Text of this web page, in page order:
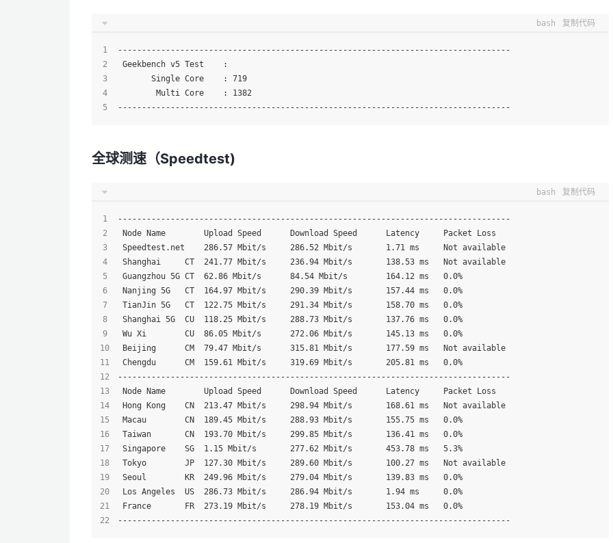
bash 复制代码
----------------------------------------------------------------------------------
Geekbench v5 Test    :
       Single Core    : 719
        Multi Core    : 1382
----------------------------------------------------------------------------------
全球测速（Speedtest)
bash 复制代码
----------------------------------------------------------------------------------
Node Name        Upload Speed      Download Speed      Latency     Packet Loss
Speedtest.net    286.57 Mbit/s     286.52 Mbit/s       1.71 ms     Not available
Shanghai     CT  241.77 Mbit/s     236.94 Mbit/s       138.53 ms   Not available
Guangzhou 5G CT  62.86 Mbit/s      84.54 Mbit/s        164.12 ms   0.0%
Nanjing 5G   CT  164.97 Mbit/s     290.39 Mbit/s       157.44 ms   0.0%
TianJin 5G   CT  122.75 Mbit/s     291.34 Mbit/s       158.70 ms   0.0%
Shanghai 5G  CU  118.25 Mbit/s     288.73 Mbit/s       137.76 ms   0.0%
Wu Xi        CU  86.05 Mbit/s      272.06 Mbit/s       145.13 ms   0.0%
Beijing      CM  79.47 Mbit/s      315.81 Mbit/s       177.59 ms   Not available
Chengdu      CM  159.61 Mbit/s     319.69 Mbit/s       205.81 ms   0.0%
----------------------------------------------------------------------------------
Node Name        Upload Speed      Download Speed      Latency     Packet Loss
Hong Kong    CN  213.47 Mbit/s     298.94 Mbit/s       168.61 ms   Not available
Macau        CN  189.45 Mbit/s     288.93 Mbit/s       155.75 ms   0.0%
Taiwan       CN  193.70 Mbit/s     299.85 Mbit/s       136.41 ms   0.0%
Singapore    SG  1.15 Mbit/s       277.62 Mbit/s       453.78 ms   5.3%
Tokyo        JP  127.30 Mbit/s     289.60 Mbit/s       100.27 ms   Not available
Seoul        KR  249.96 Mbit/s     279.04 Mbit/s       139.83 ms   0.0%
Los Angeles  US  286.73 Mbit/s     286.94 Mbit/s       1.94 ms     0.0%
France       FR  273.19 Mbit/s     278.19 Mbit/s       153.04 ms   0.0%
----------------------------------------------------------------------------------